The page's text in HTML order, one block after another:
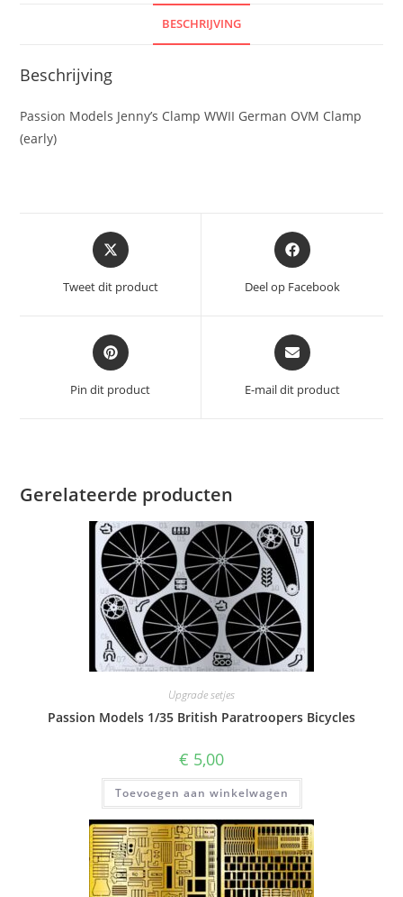
BESCHRIJVING
Beschrijving
Passion Models Jenny’s Clamp WWII German OVM Clamp
(early)
Opent
in
nieuw
Tweet dit product
Opent
in
nieuw
Deel op Facebook
Opent
in
nieuw
Pin dit product
Opent
in
nieuw
E-mail dit product
Gerelateerde producten
Upgrade setjes
Passion Models 1/35 British Paratroopers Bicycles
€ 5,00
Toevoegen aan winkelwagen